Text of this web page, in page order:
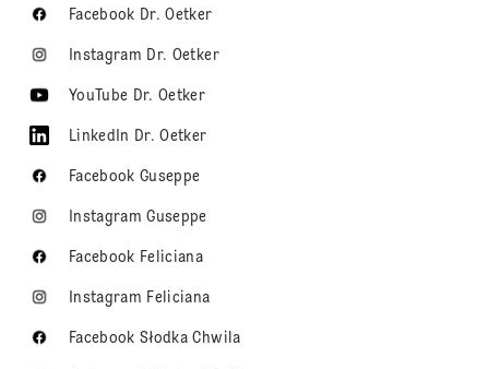
Facebook Dr. Oetker
Instagram Dr. Oetker
YouTube Dr. Oetker
LinkedIn Dr. Oetker
Facebook Guseppe
Instagram Guseppe
Facebook Feliciana
Instagram Feliciana
Facebook Słodka Chwila